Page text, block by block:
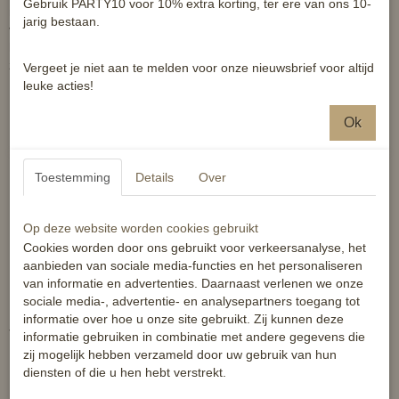
microvezel zadelonderlegger. Het traagschuim vormt zich naar de
vorm van de rug van je paard, voor de perfecte pasvorm. Het pad
zadelpasvorm.
Traagschuim zadelonderlegger
Schokabsorberend
Vormt zich naar de rug van het paard
Lichtgewicht
Technische omschrijving:
Gebruik PARTY10 voor 10% extra korting, ter ere van ons 10-
jarig bestaan.
Vergeet je niet aan te melden voor onze nieuwsbrief voor altijd
leuke acties!
Ok
Toestemming Details Over
Op deze website worden cookies gebruikt
Cookies worden door ons gebruikt voor verkeersanalyse, het
aanbieden van sociale media-functies en het personaliseren
van informatie en advertenties. Daarnaast verlenen we onze
sociale media-, advertentie- en analysepartners toegang tot
informatie over hoe u onze site gebruikt. Zij kunnen deze
informatie gebruiken in combinatie met andere gegevens die
zij mogelijk hebben verzameld door uw gebruik van hun
diensten of die u hen hebt verstrekt.